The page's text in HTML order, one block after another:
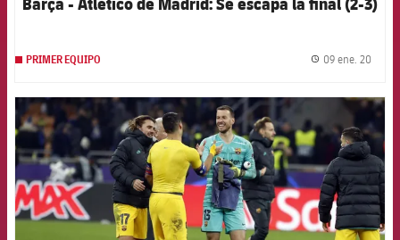
PRIMER EQUIPO 09 ene. 20
FCB Barcelona badge